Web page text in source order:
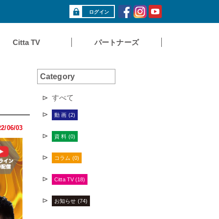
ログイン
Citta TV パートナーズ
06/03
Category
すべて
動 画 (2)
資 料 (0)
コラム (0)
Citta TV (18)
お知らせ (74)